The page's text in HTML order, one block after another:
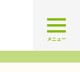
園 学校法人久米幼
メニュー